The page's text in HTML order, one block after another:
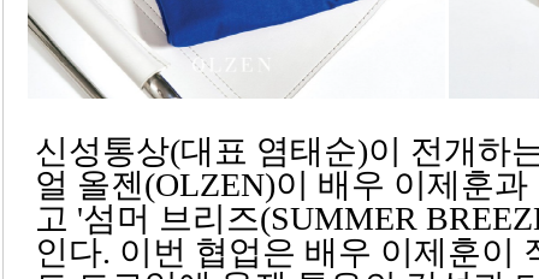
신성통상(대표 염태순)이 전개하
얼 올젠(OLZEN)이 배우 이제훈
고 '섬머 브리즈(SUMMER
인다. 이번 협업은 배우 이제훈이